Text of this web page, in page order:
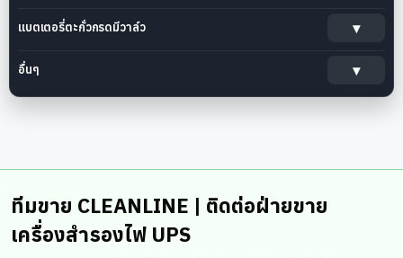
แบตเตอรี่ตะกั่วกรดมีวาล์ว
อื่นๆ
ทีมขาย CLEANLINE | ติดต่อฝ่ายขาย
เครื่องสำรองไฟ UPS